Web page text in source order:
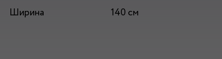
Ширина
140 см